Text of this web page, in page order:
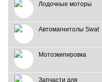
Лодочные моторы
Автомагнитолы Swat
Мотоэкипировка
Запчасти для